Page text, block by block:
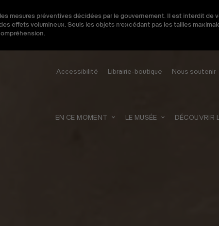
EN CE MOMENT LE MUSÉE DÉCOUVRIR
Accessibilité Librairie-boutique Nous soutenir
mesures préventives décidées par le gouvernement. Il est interdit de
effets volumineux. Seuls les objets n’excédant pas les tailles